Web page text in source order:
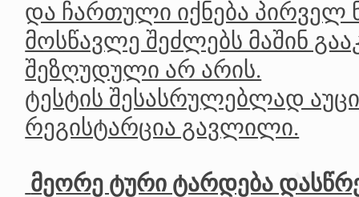
და ჩართული იქნება პირველ
მოსწავლე შეძლებს მაშინ
შეზღუდული არ არის.
ტესტის შესასრულებლად
რეგისტარცია გავლილი.
მეორე ტური ტარდება